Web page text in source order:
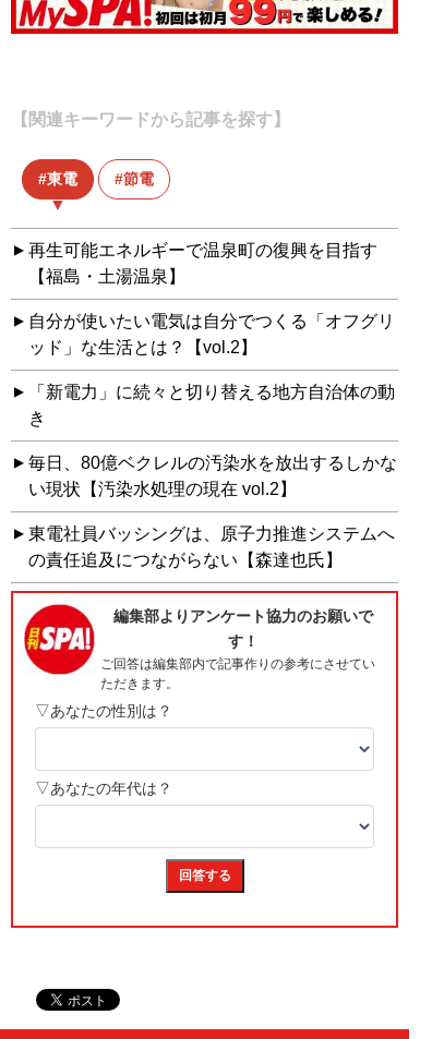
【関連キーワードから記事を探す】
東電 節電
再生可能エネルギーで温泉町の復興を目指す
【福島・土湯温泉】
自分が使いたい電気は自分でつくる「オフグリ
ッド」な生活とは？【vol.2】
「新電力」に続々と切り替える地方自治体の動
き
毎日、80億ベクレルの汚染水を放出するしかな
い現状【汚染水処理の現在 vol.2】
東電社員バッシングは、原子力推進システムへ
の責任追及につながらない【森達也氏】